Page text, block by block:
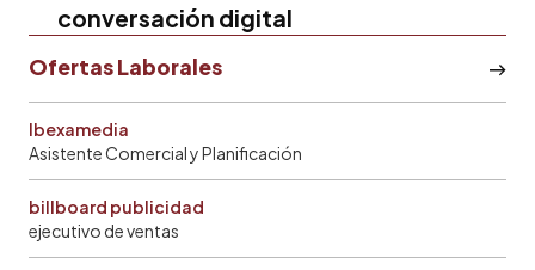
conversación digital
Ofertas Laborales
Ibexamedia
Asistente Comercial y Planificación
billboard publicidad
ejecutivo de ventas